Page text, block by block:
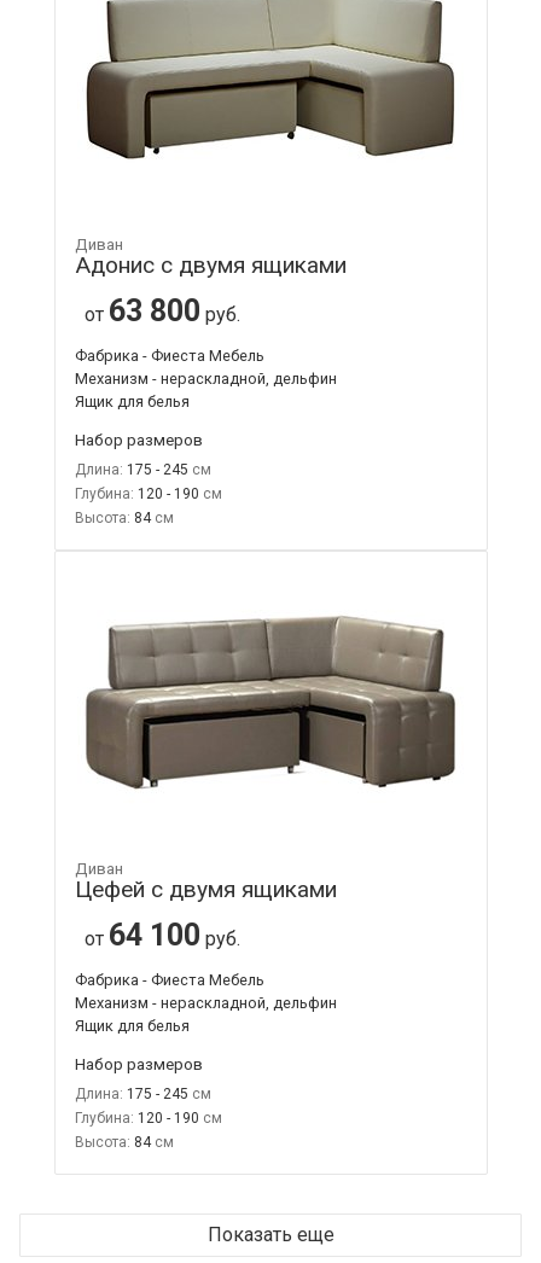
Диван
Адонис с двумя ящиками
от 63 800 руб.
Фабрика - Фиеста Мебель
Механизм - нераскладной, дельфин
Ящик для белья
Набор размеров
Длина: 175 - 245
Глубина: 120 - 190
Высота: 84
Диван
Цефей с двумя ящиками
от 64 100 руб.
Фабрика - Фиеста Мебель
Механизм - нераскладной, дельфин
Ящик для белья
Набор размеров
Длина: 175 - 245
Глубина: 120 - 190
Высота: 84
Показать еще